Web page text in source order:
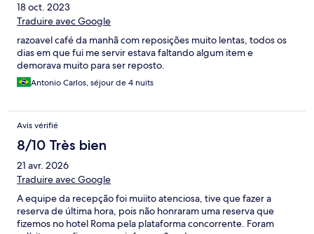
18 oct. 2023
Traduire avec Google
razoavel café da manhã com reposições muito lentas, todos os
dias em que fui me servir estava faltando algum item e
demorava muito para ser reposto.
Antonio Carlos, séjour de 4 nuits
Avis vérifié
8/10 Très bien
21 avr. 2026
Traduire avec Google
A equipe da recepção foi muiito atenciosa, tive que fazer a
reserva de última hora, pois não honraram uma reserva que
fizemos no hotel Roma pela plataforma concorrente. Foram